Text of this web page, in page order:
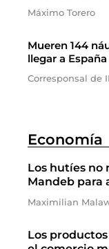
Máximo Torero
Mueren 144
llegar a España
Corresponsal de
Economía
Los hutíes no
Mandeb para
Maximilian
Los